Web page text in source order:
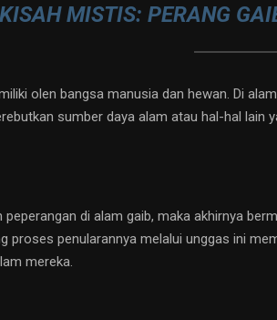
KISAH MISTIS: PERANG
olen bangsa manusia dan hewan. Di
sumber daya alam atau hal-hal
di alam gaib, maka akhirnya
proses penularannya melalui unggas ini
mereka.